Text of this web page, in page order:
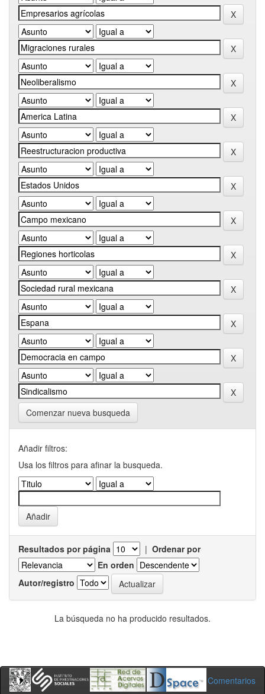
Comenzar nueva busqueda
Añadir filtros:
Usa los filtros para afinar la busqueda.
Resultados por página | Ordenar por
En orden
Autor/registro
La búsqueda no ha producido resultados.
Comentarios